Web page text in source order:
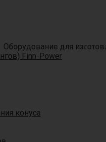
Оборудование для
Finn-Power
конуса